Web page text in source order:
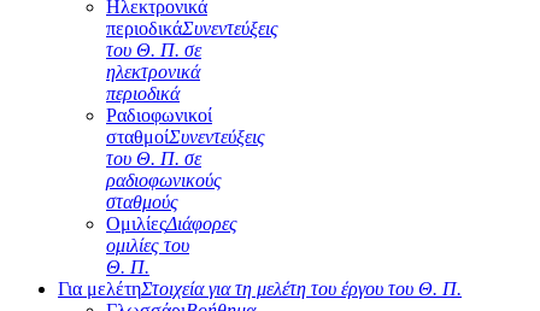
Ηλεκτρονικά
περιοδικάΣυνεντεύξεις
του Θ. Π. σε
ηλεκτρονικά
περιοδικά
Ραδιοφωνικοί
σταθμοίΣυνεντεύξεις
του Θ. Π. σε
ραδιοφωνικούς
σταθμούς
ΟμιλίεςΔιάφορες
ομιλίες του
Θ. Π.
Για μελέτηΣτοιχεία για τη μελέτη του έργου του Θ. Π.